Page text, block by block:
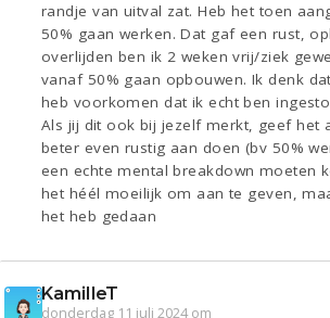
randje van uitval zat. Heb het toen
50% gaan werken. Dat gaf een rust,
overlijden ben ik 2 weken vrij/ziek
vanaf 50% gaan opbouwen. Ik denk
heb voorkomen dat ik echt ben
Als jij dit ook bij jezelf merkt, geef het
beter even rustig aan doen (bv 50%
een echte mental breakdown moeten
het héél moeilijk om aan te geven,
het heb gedaan
KamilleT
donderdag 11 juli 2024 om